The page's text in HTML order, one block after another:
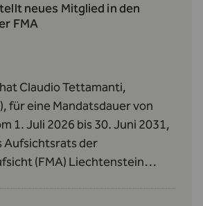
neues Mitglied in den
FMA
Claudio Tettamanti,
für eine Mandatsdauer von
1. Juli 2026 bis 30. Juni 2031,
Aufsichtsrats der
(FMA) Liechtenstein